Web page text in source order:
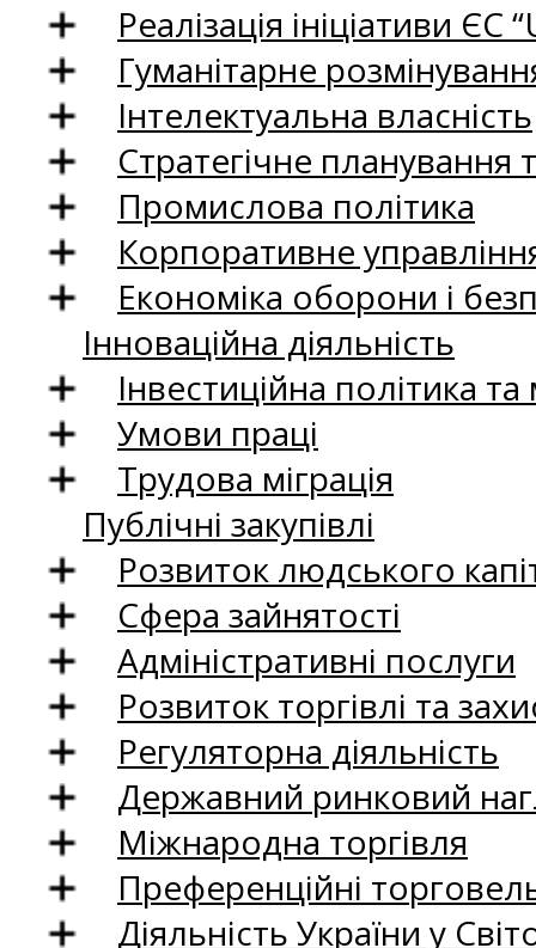
Реалізація ініціативи ЄС
Гуманітарне
Інтелектуальна власність
Стратегічне
Промислова політика
Корпоративне
Економіка оборони і
Інноваційна діяльність
Інвестиційна політика
Умови праці
Трудова міграція
Публічні закупівлі
Розвиток людського
Сфера зайнятості
Адміністративні послуги
Розвиток торгівлі та
Регуляторна діяльність
Державний ринковий
Міжнародна торгівля
Преференційні
Діяльність України у